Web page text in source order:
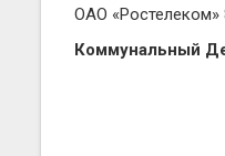
ОАО «Ростелеком»
Коммунальный